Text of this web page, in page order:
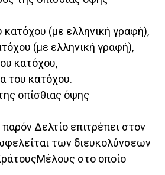
(με ελληνική γραφή),
(με ελληνική γραφή),
κατόχου,
του κατόχου.
οπίσθιας όψης
παρόν Δελτίο επιτρέπει στον
των διευκολύνσεων
στο οποίο